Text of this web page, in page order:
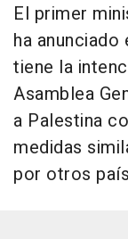
El primer
ha
tiene la
Asamblea
a Palestina
medidas
por otros